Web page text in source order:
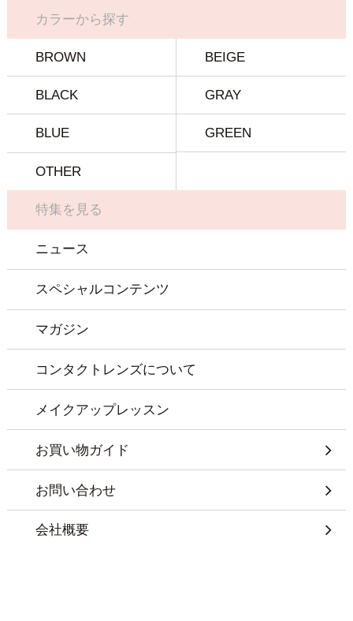
カラーから探す
BROWN BEIGE
BLACK GRAY
BLUE GREEN
OTHER
特集を見る
ニュース
スペシャルコンテンツ
マガジン
コンタクトレンズについて
メイクアップレッスン
お買い物ガイド
お問い合わせ
会社概要